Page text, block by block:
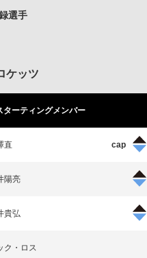
選手
ケッツ
ターティングメンバー
直
陽亮
貴弘
ク・ロス